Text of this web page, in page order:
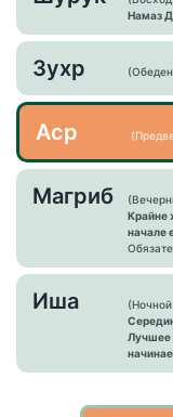
Намаз
Зухр
Аср
Магриб
Крайне
начале
Иша
Лучшее